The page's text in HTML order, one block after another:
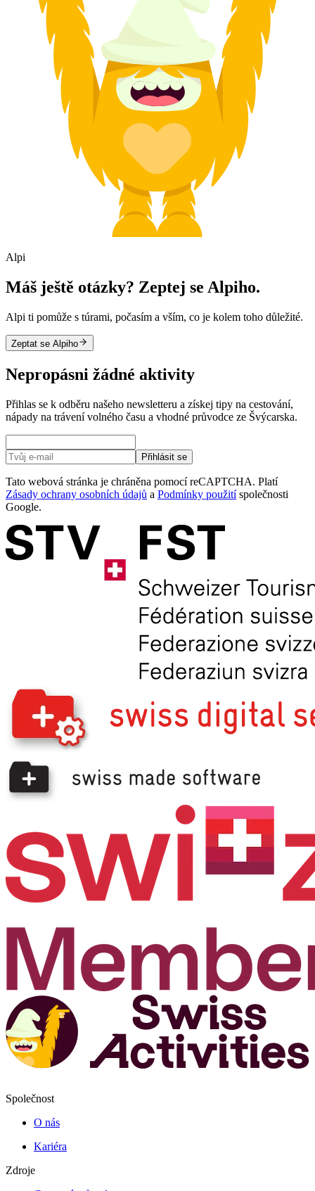
Alpi
Máš ještě otázky? Zeptej se Alpiho.
Alpi ti pomůže s túrami, počasím a vším, co je kolem toho důležité.
Zeptat se Alpiho
Nepropásni žádné aktivity
Přihlas se k odběru našeho newsletteru a získej tipy na cestování,
nápady na trávení volného času a vhodné průvodce ze Švýcarska.
Přihlásit se
Tato webová stránka je chráněna pomocí reCAPTCHA. Platí
Zásady ochrany osobních údajů a Podmínky použitíspolečnosti
Google.
Společnost
O nás
Kariéra
Zdroje